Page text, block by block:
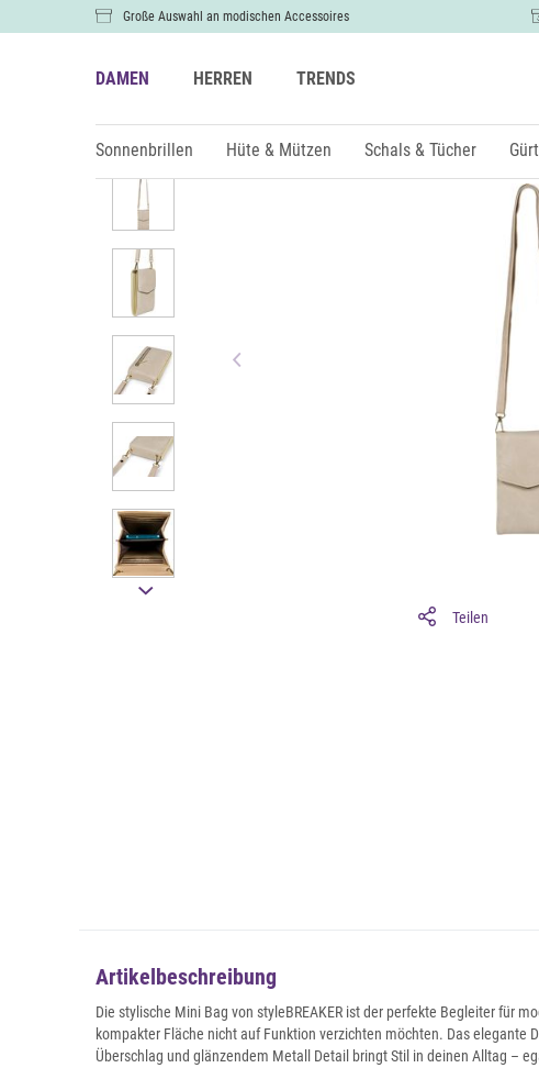
Große Auswahl an modischen Accessoires
DAMEN HERREN TRENDS
Sonnenbrillen Hüte & Mützen Schals & Tücher
Teilen
Artikelbeschreibung
Die stylische Mini Bag von styleBREAKER ist der perfekte Begleiter für
kompakter Fläche nicht auf Funktion verzichten möchten. Das elegante
Überschlag und glänzendem Metall Detail bringt Stil in deinen Alltag –